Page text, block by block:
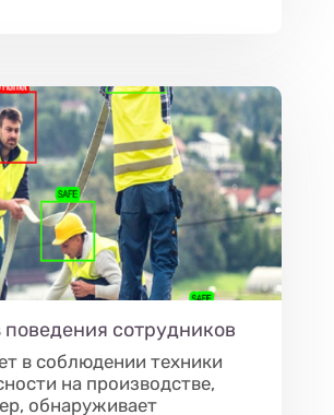
сотрудников
в соблюдении техники
на производстве,
обнаруживает